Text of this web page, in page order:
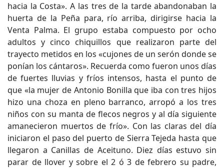
hacia la Costa». A las tres de la tarde abandonaban la
huerta de la Peña para, río arriba, dirigirse hacia la
Venta Palma. El grupo estaba compuesto por ocho
adultos y cinco chiquillos que realizaron parte del
trayecto metidos en los «cujones de un serón donde se
ponían los cántaros». Recuerda como fueron unos días
de fuertes lluvias y fríos intensos, hasta el punto de
que «la mujer de Antonio Bonilla que iba con tres hijos
hizo una choza en pleno barranco, arropó a los tres
niños con su manta de flecos negros y al día siguiente
amanecieron muertos de frío». Con las claras del día
iniciaron el paso del puerto de Sierra Tejeda hasta que
llegaron a Canillas de Aceituno. Diez días estuvo sin
parar de llover y sobre el 2 ó 3 de febrero su padre,